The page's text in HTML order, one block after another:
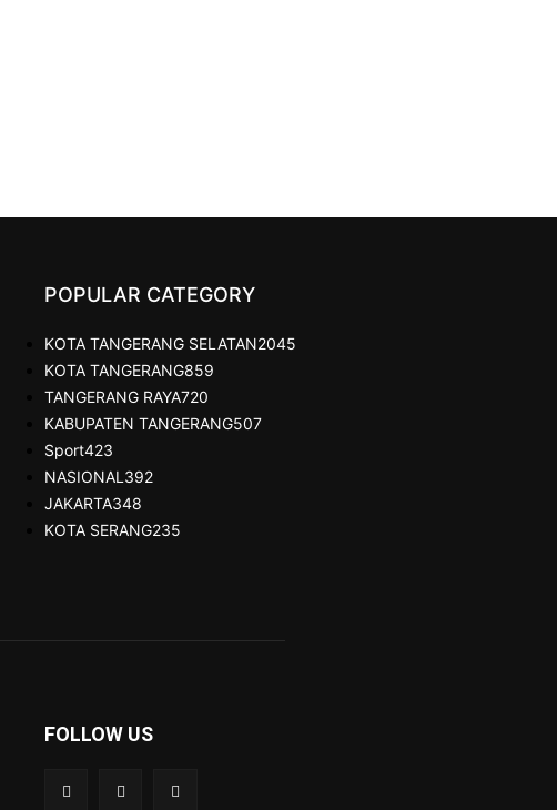
POPULAR CATEGORY
KOTA TANGERANG SELATAN2045
KOTA TANGERANG859
TANGERANG RAYA720
KABUPATEN TANGERANG507
Sport423
NASIONAL 392
JAKARTA348
KOTA SERANG235
FOLLOW US